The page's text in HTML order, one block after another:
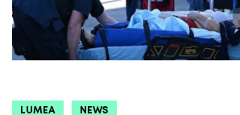
LUMEA NEWS